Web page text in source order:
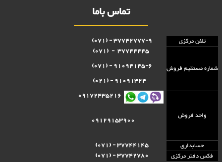
تماس باما
تلفن مرکزی 37742777-9 - (071)
شماره مستقيم فروش
91094145-6 - (071)
واحد فروش
09172435216
حسابداری
37744145 - (071)
فکس دفتر مرکزی
37742780 - (071)